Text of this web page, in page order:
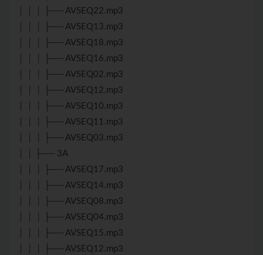
│ │ │ ├── AVSEQ22.mp3
│ │ │ ├── AVSEQ13.mp3
│ │ │ ├── AVSEQ18.mp3
│ │ │ ├── AVSEQ16.mp3
│ │ │ ├── AVSEQ02.mp3
│ │ │ ├── AVSEQ12.mp3
│ │ │ ├── AVSEQ10.mp3
│ │ │ ├── AVSEQ11.mp3
│ │ │ ├── AVSEQ03.mp3
│ │ ├── 3A
│ │ │ ├── AVSEQ17.mp3
│ │ │ ├── AVSEQ14.mp3
│ │ │ ├── AVSEQ08.mp3
│ │ │ ├── AVSEQ04.mp3
│ │ │ ├── AVSEQ15.mp3
│ │ │ ├── AVSEQ12.mp3